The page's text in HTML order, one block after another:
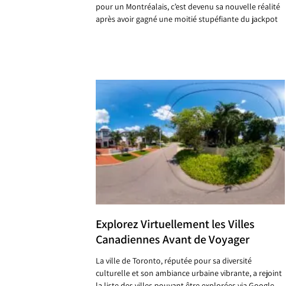
pour un Montréalais, c’est devenu sa nouvelle réalité
après avoir gagné une moitié stupéfiante du jackpot
Explorez Virtuellement les Villes
Canadiennes Avant de Voyager
La ville de Toronto, réputée pour sa diversité
culturelle et son ambiance urbaine vibrante, a rejoint